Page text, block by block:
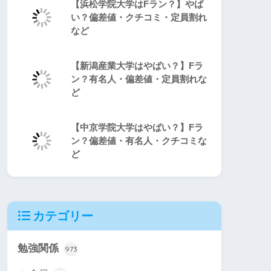
【浜松学院大学はFラン？】やば
い？偏差値・クチコミ・定員割れ
など
【新潟産業大学はやばい？】Fラ
ン？有名人・偏差値・定員割れな
ど
【中京学院大学はやばい？】Fラ
ン？偏差値・有名人・クチコミな
ど
カテゴリー
勉強関係 973